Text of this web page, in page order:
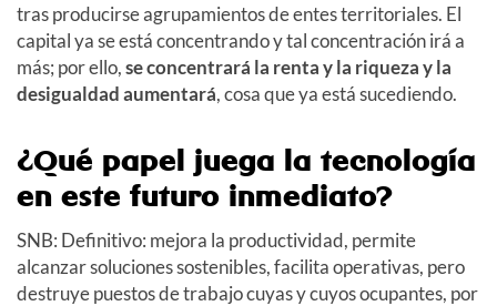
tras producirse agrupamientos de entes territoriales. El
capital ya se está concentrando y tal concentración irá a
más; por ello,se concentrará la renta y la riqueza y la
desigualdad aumentará, cosa que ya está sucediendo.
¿Qué papel juega la tecnología
en este futuro inmediato?
SNB: Definitivo: mejora la productividad, permite
alcanzar soluciones sostenibles, facilita operativas, pero
destruye puestos de trabajo cuyas y cuyos ocupantes, por